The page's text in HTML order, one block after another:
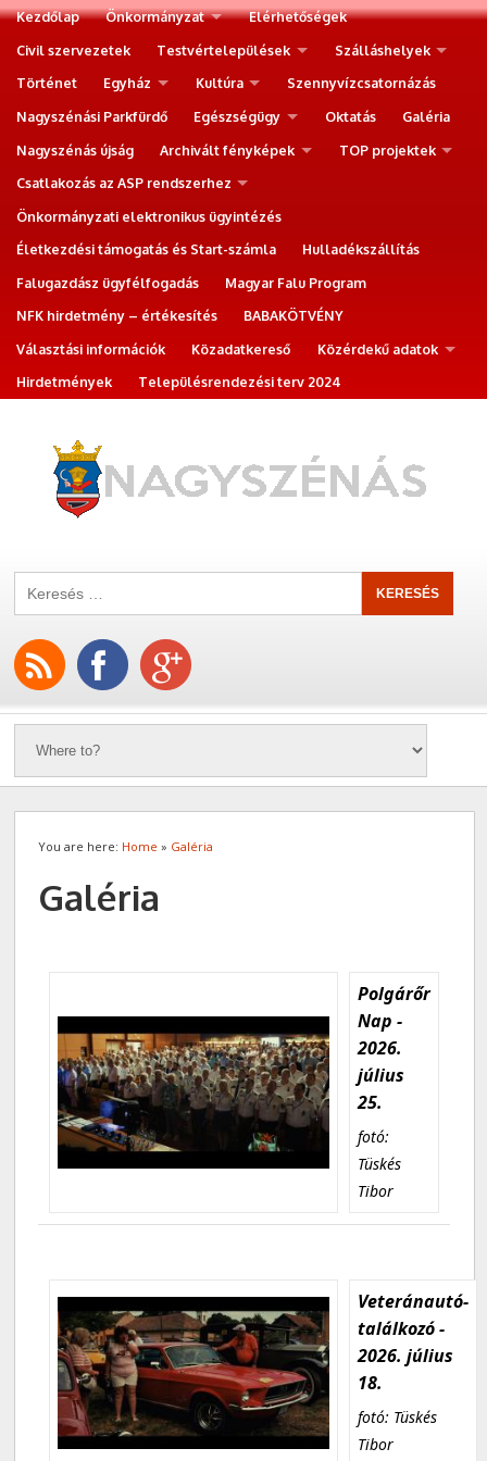
Kezdőlap Önkormányzat
Elérhetőségek
Civil szervezetek
Testvértelepülések
Szálláshelyek
Történet
Egyház Kultúra
Szennyvízcsatornázás
Nagyszénási Parkfürdő
Egészségügy Oktatás
Galéria
Nagyszénás újság
Archivált fényképek
TOP projektek
Csatlakozás az ASP rendszerhez
Önkormányzati elektronikus ügyintézés
Életkezdési támogatás és Start-számla
Hulladékszállítás
Falugazdász ügyfélfogadás
Magyar Falu Program
NFK hirdetmény – értékesítés
BABAKÖTVÉNY
Választási információk
Közadatkereső
Közérdekű adatok
Hirdetmények
Településrendezési terv 2024
You are here: Home » Galéria
Galéria
Polgárőr
Nap -
2026.
július
25.
fotó:
Tüskés
Tibor
Veteránautó-
találkozó -
2026. július
18.
fotó: Tüskés
Tibor